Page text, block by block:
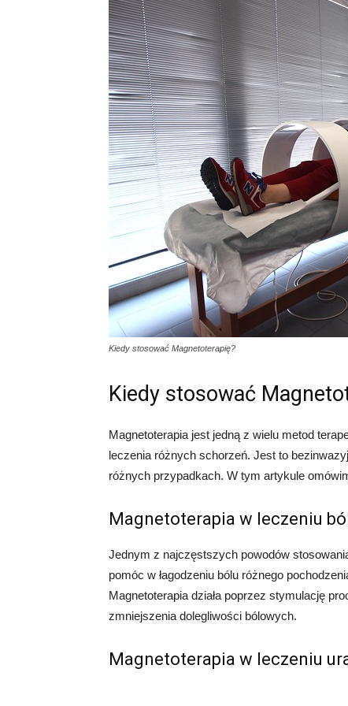
Kiedy stosować Magnetoterapię?
Kiedy stosować
Magnetoterapia jest jedną z wielu metod
leczenia różnych schorzeń. Jest to
różnych przypadkach. W tym artykule
Magnetoterapia w leczeniu
Jednym z najczęstszych powodów
pomóc w łagodzeniu bólu różnego
Magnetoterapia działa poprzez stymulację
zmniejszenia dolegliwości bólowych.
Magnetoterapia w leczeniu